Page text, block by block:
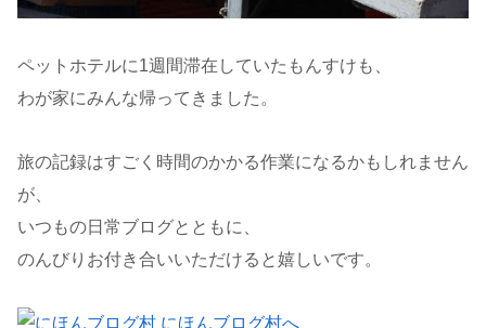
ペットホテルに1週間滞在していたもんすけも、
わが家にみんな帰ってきました。
旅の記録はすごく時間のかかる作業になるかもしれません
が、
いつもの日常ブログとともに、
のんびりお付き合いいただけると嬉しいです。